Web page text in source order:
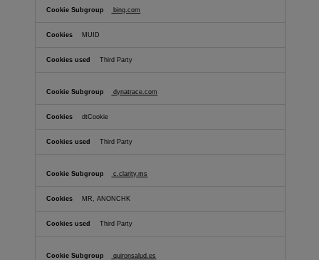
bing.com
MUID
Third Party
dynatrace.com
dtCookie
Third Party
c.clarity.ms
MR, ANONCHK
Third Party
quironsalud.es